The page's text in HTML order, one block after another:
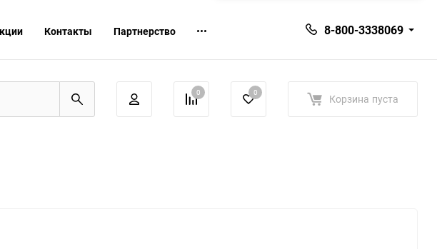
Контакты Партнерство 8-800-3338069
0 0 Корзина пуста